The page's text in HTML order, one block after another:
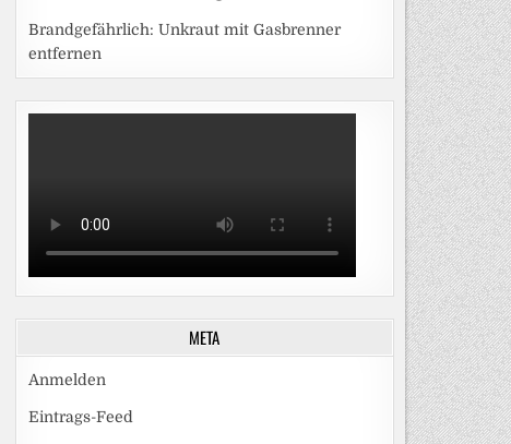
Brandgefährlich: Unkraut mit Gasbrenner
entfernen
META
Anmelden
Eintrags-Feed